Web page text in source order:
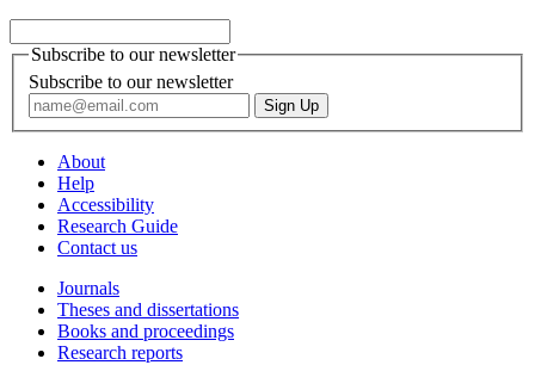
Subscribe to our newsletter
Subscribe to our newsletter
About
Help
Accessibility
Research Guide
Contact us
Journals
Theses and dissertations
Books and proceedings
Research reports